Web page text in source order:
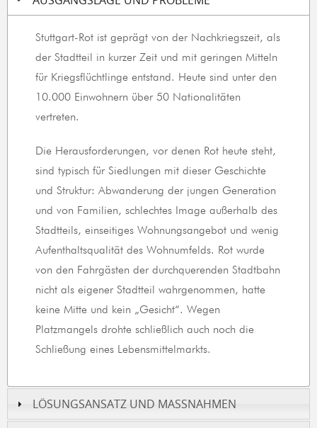
Stuttgart-Rot ist geprägt von der Nachkriegszeit, als
der Stadtteil in kurzer Zeit und mit geringen Mitteln
für Kriegsflüchtlinge entstand. Heute sind unter den
10.000 Einwohnern über 50 Nationalitäten
vertreten.
Die Herausforderungen, vor denen Rot heute steht,
sind typisch für Siedlungen mit dieser Geschichte
und Struktur: Abwanderung der jungen Generation
und von Familien, schlechtes Image außerhalb des
Stadtteils, einseitiges Wohnungsangebot und wenig
Aufenthaltsqualität des Wohnumfelds. Rot wurde
von den Fahrgästen der durchquerenden Stadtbahn
nicht als eigener Stadtteil wahrgenommen, hatte
keine Mitte und kein „Gesicht“. Wegen
Platzmangels drohte schließlich auch noch die
Schließung eines Lebensmittelmarkts.
LÖSUNGSANSATZ UND MASSNAHMEN